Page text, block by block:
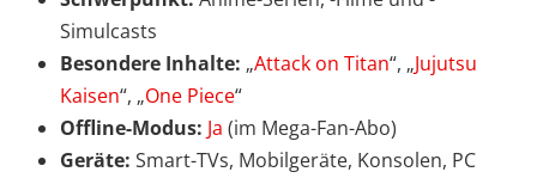
Simulcasts
Besondere Inhalte: „Attack on Titan“, „Jujutsu
Kaisen“, „One Piece“
Offline-Modus: Ja (im Mega-Fan-Abo)
Geräte: Smart-TVs, Mobilgeräte, Konsolen, PC